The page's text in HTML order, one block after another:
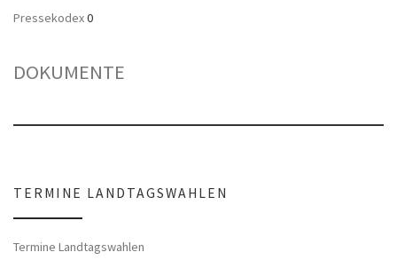
Pressekodex0
DOKUMENTE
TERMINE LANDTAGSWAHLEN
Termine Landtagswahlen